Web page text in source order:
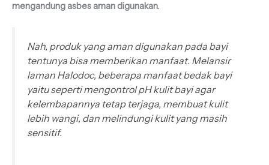
mengandung asbes aman digunakan.
Nah, produk yang aman digunakan pada bayi
tentunya bisa memberikan manfaat. Melansir
laman Halodoc, beberapa manfaat bedak bayi
yaitu seperti mengontrol pH kulit bayi agar
kelembapannya tetap terjaga, membuat kulit
lebih wangi, dan melindungi kulit yang masih
sensitif.